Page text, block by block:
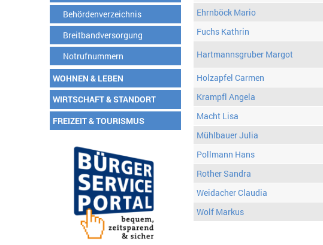
Behördenverzeichnis
Breitbandversorgung
Notrufnummern
WOHNEN & LEBEN
WIRTSCHAFT & STANDORT
FREIZEIT & TOURISMUS
Ehrnböck Mario
Fuchs Kathrin
Hartmannsgruber Margot
Holzapfel Carmen
Krampfl Angela
Macht Lisa
Mühlbauer Julia
Pollmann Hans
Rother Sandra
Weidacher Claudia
Wolf Markus